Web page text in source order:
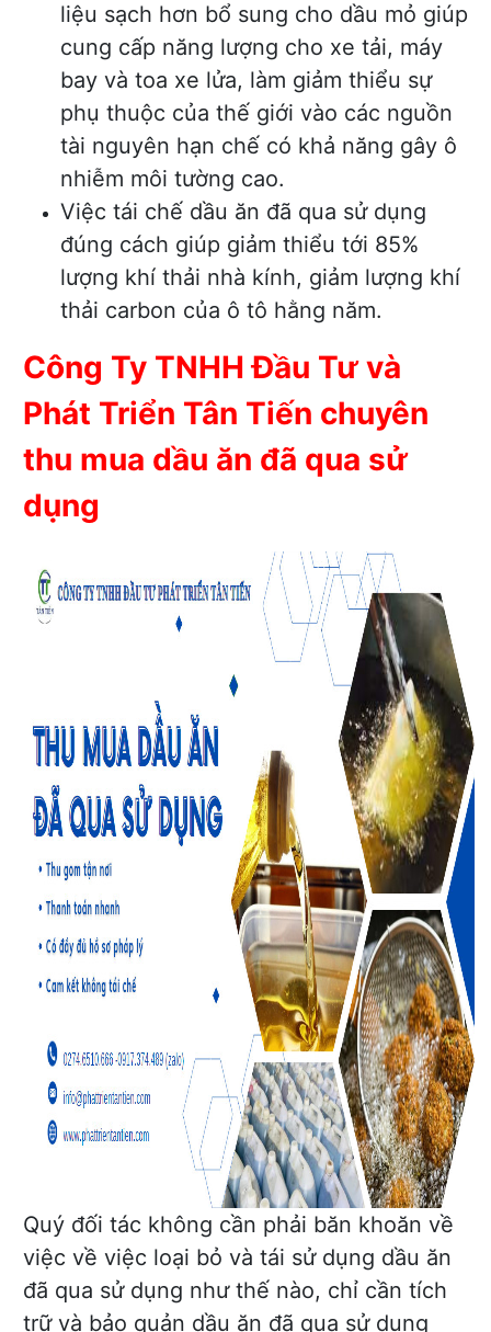
liệu sạch hơn bổ sung cho dầu mỏ giúp
cung cấp năng lượng cho xe tải, máy
bay và toa xe lửa, làm giảm thiểu sự
phụ thuộc của thế giới vào các nguồn
tài nguyên hạn chế có khả năng gây ô
nhiễm môi tường cao.
Việc tái chế dầu ăn đã qua sử dụng
đúng cách giúp giảm thiểu tới 85%
lượng khí thải nhà kính, giảm lượng khí
thải carbon của ô tô hằng năm.
Công Ty TNHH Đầu Tư và
Phát Triển Tân Tiến chuyên
thu mua dầu ăn đã qua sử
dụng
Quý đối tác không cần phải băn khoăn về
việc về việc loại bỏ và tái sử dụng dầu ăn
đã qua sử dụng như thế nào, chỉ cần tích
trữ và bảo quản dầu ăn đã qua sử dụng